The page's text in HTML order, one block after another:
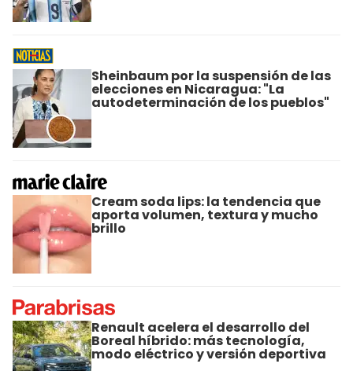
Sheinbaum por la suspensión de las
elecciones en Nicaragua: "La
autodeterminación de los pueblos"
Cream soda lips: la tendencia que
aporta volumen, textura y mucho
brillo
Renault acelera el desarrollo del
Boreal híbrido: más tecnología,
modo eléctrico y versión deportiva